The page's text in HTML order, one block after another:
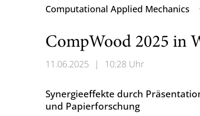
Computational Applied Mechanics
CompWood 2025 in
11.06.2025 | 10:28 Uhr
Synergieeffekte durch
und Papierforschung